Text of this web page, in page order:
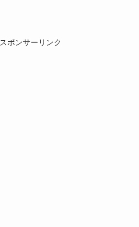
スポンサーリンク